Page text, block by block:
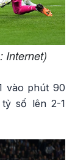
Internet)
vào phút 90
số lên 2-1